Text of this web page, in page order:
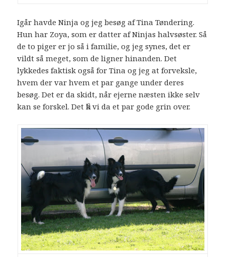
Igår havde Ninja og jeg besøg af Tina Tøndering.
Hun har Zoya, som er datter af Ninjas halvsøster. Så
de to piger er jo så i familie, og jeg synes, det er
vildt så meget, som de ligner hinanden. Det
lykkedes faktisk også for Tina og jeg at forveksle,
hvem der var hvem et par gange under deres
besøg. Det er da skidt, når ejerne næsten ikke selv
kan se forskel. Det fik vi da et par gode grin over.